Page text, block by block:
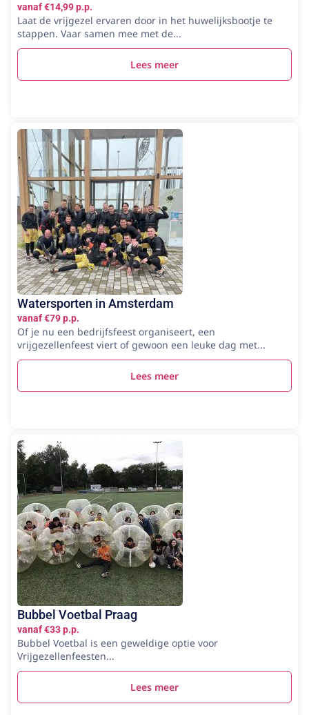
vanaf €14,99 p.p.
Laat de vrijgezel ervaren door in het huwelijksbootje te
stappen. Vaar samen mee met de...
Lees meer
Watersporten in Amsterdam
vanaf €79 p.p.
Of je nu een bedrijfsfeest organiseert, een
vrijgezellenfeest viert of gewoon een leuke dag met...
Lees meer
Bubbel Voetbal Praag
vanaf €33 p.p.
Bubbel Voetbal is een geweldige optie voor
Vrijgezellenfeesten...
Lees meer